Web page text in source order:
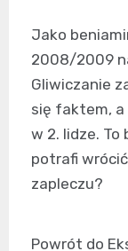
Jako
2008/2009
Gliwiczanie
się faktem, a
w 2. lidze. To
potrafi
zapleczu?
Powrót do